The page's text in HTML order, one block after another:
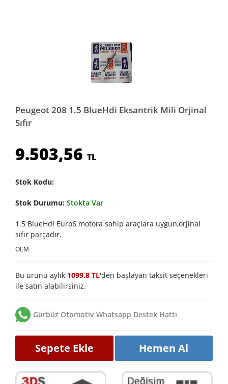
Peugeot 208 1.5 BlueHdi Eksantrik Mili Orjinal
Sıfır
9.503,56 TL
Stok Kodu:
Stok Durumu: Stokta Var
1.5 BlueHdi Euro6 motora sahip araçlara uygun,orjinal
sıfır parçadır.
OEM
Bu ürünü aylık 1099.8 TL'den başlayan taksit seçenekleri
ile satın alabilirsiniz.
Gürbüz Otomotiv Whatsapp Destek Hattı
Sepete Ekle Hemen Al